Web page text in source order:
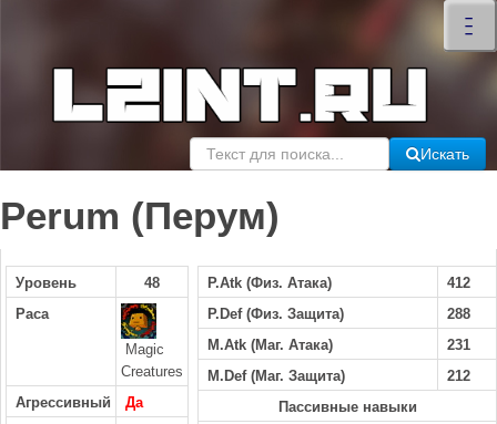
–
–
–
×
Искать
Perum (Перум)
Уровень
48
Раса
Magic
Creatures
Агрессивный
Да
P.Atk (Физ. Атака)
412
P.Def (Физ. Защита)
288
M.Atk (Маг. Атака)
231
M.Def (Маг. Защита)
212
Пассивные навыки